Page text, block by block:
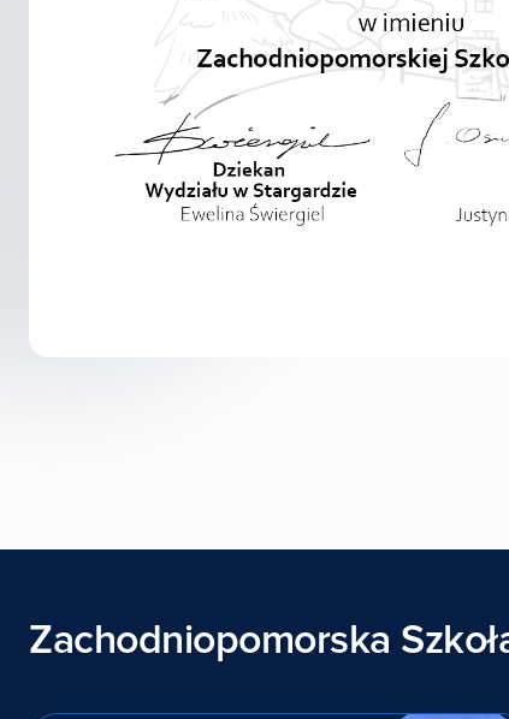
Zachodniopomorska